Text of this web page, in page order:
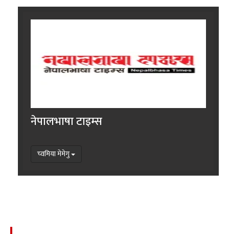
नेपालभाषा टाइम्स
च्वमिया मेमेगु